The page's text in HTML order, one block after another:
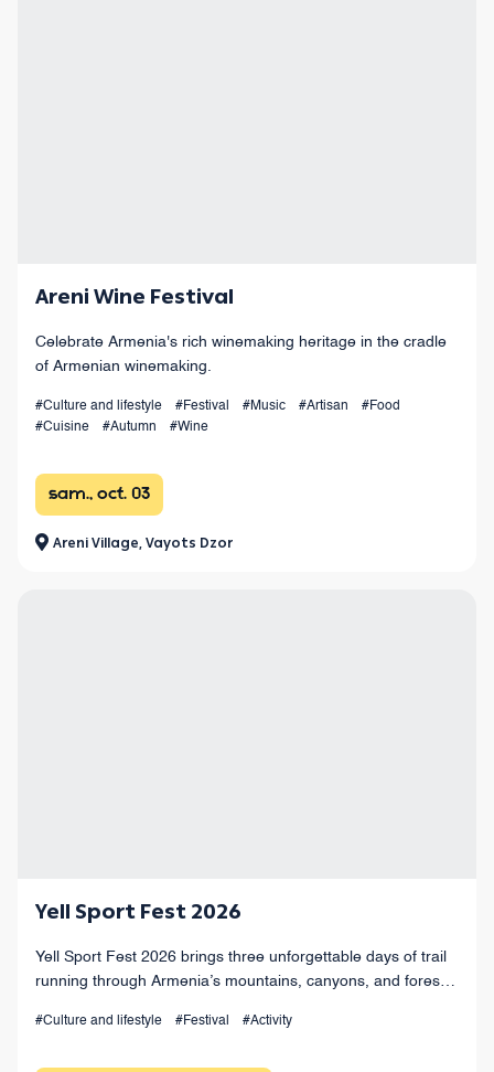
Areni Wine Festival
Celebrate Armenia's rich winemaking heritage in the cradle
of Armenian winemaking.
#Culture and lifestyle #Festival #Music #Artisan
#Food
#Cuisine
#Autumn #Wine
sam., oct. 03
Areni Village, Vayots Dzor
Yell Sport Fest 2026
Yell Sport Fest 2026 brings three unforgettable days of trail
running through Armenia’s mountains, canyons, and forests,
#Culture and lifestyle #Festival #Activity